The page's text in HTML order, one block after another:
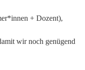
+ Dozent),
wir noch genügend